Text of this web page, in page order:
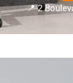
📍 2